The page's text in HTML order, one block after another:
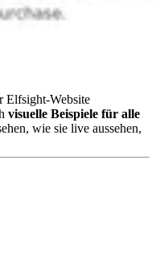
Elfsight-Website
visuelle Beispiele für alle
wie sie live aussehen,